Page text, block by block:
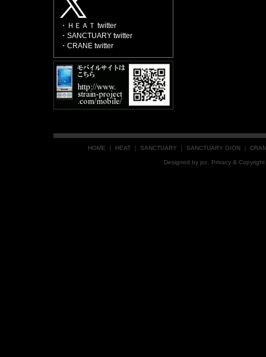
・ＨＥＡＴ twitter
・SANCTUARY twitter
・CRANE twitter
HOME HEAT SANCTUARY SANCTUARY GION
Designed by joc . Privacy &